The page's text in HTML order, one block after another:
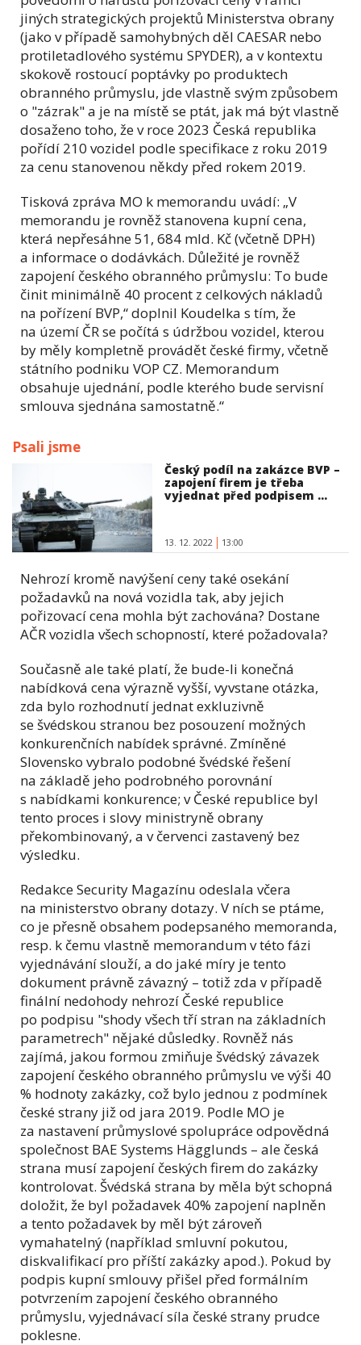
jiných strategických projektů Ministerstva obrany
(jako v případě samohybných děl CAESAR nebo
protiletadlového systému SPYDER), a v kontextu
skokově rostoucí poptávky po produktech
obranného průmyslu, jde vlastně svým způsobem
o "zázrak" a je na místě se ptát, jak má být vlastně
dosaženo toho, že v roce 2023 Česká republika
pořídí 210 vozidel podle specifikace z roku 2019
za cenu stanovenou někdy před rokem 2019.
Tisková zpráva MO k memorandu uvádí: „V
memorandu je rovněž stanovena kupní cena,
která nepřesáhne 51, 684 mld. Kč (včetně DPH)
a informace o dodávkách. Důležité je rovněž
zapojení českého obranného průmyslu: To bude
činit minimálně 40 procent z celkových nákladů
na pořízení BVP,“ doplnil Koudelka s tím, že
na území ČR se počítá s údržbou vozidel, kterou
by měly kompletně provádět české firmy, včetně
státního podniku VOP CZ. Memorandum
obsahuje ujednání, podle kterého bude servisní
smlouva sjednána samostatně.“
Psali jsme
Český podíl na zakázce BVP –
zapojení firem je třeba
vyjednat před podpisem ...
13. 12. 2022 13:00
Nehrozí kromě navýšení ceny také osekání
požadavků na nová vozidla tak, aby jejich
pořizovací cena mohla být zachována? Dostane
AČR vozidla všech schopností, které požadovala?
Současně ale také platí, že bude-li konečná
nabídková cena výrazně vyšší, vyvstane otázka,
zda bylo rozhodnutí jednat exkluzivně
se švédskou stranou bez posouzení možných
konkurenčních nabídek správné. Zmíněné
Slovensko vybralo podobné švédské řešení
na základě jeho podrobného porovnání
s nabídkami konkurence; v České republice byl
tento proces i slovy ministryně obrany
překombinovaný, a v červenci zastavený bez
výsledku.
Redakce Security Magazínu odeslala včera
na ministerstvo obrany dotazy. V ních se ptáme,
co je přesně obsahem podepsaného memoranda,
resp. k čemu vlastně memorandum v této fázi
vyjednávání slouží, a do jaké míry je tento
dokument právně závazný – totiž zda v případě
finální nedohody nehrozí České republice
po podpisu "shody všech tří stran na základních
parametrech" nějaké důsledky. Rovněž nás
zajímá, jakou formou zmiňuje švédský závazek
zapojení českého obranného průmyslu ve výši 40
% hodnoty zakázky, což bylo jednou z podmínek
české strany již od jara 2019. Podle MO je
za nastavení průmyslové spolupráce odpovědná
společnost BAE Systems Hägglunds – ale česká
strana musí zapojení českých firem do zakázky
kontrolovat. Švédská strana by měla být schopná
doložit, že byl požadavek 40% zapojení naplněn
a tento požadavek by měl být zároveň
vymahatelný (například smluvní pokutou,
diskvalifikací pro příští zakázky apod.). Pokud by
podpis kupní smlouvy přišel před formálním
potvrzením zapojení českého obranného
průmyslu, vyjednávací síla české strany prudce
poklesne.